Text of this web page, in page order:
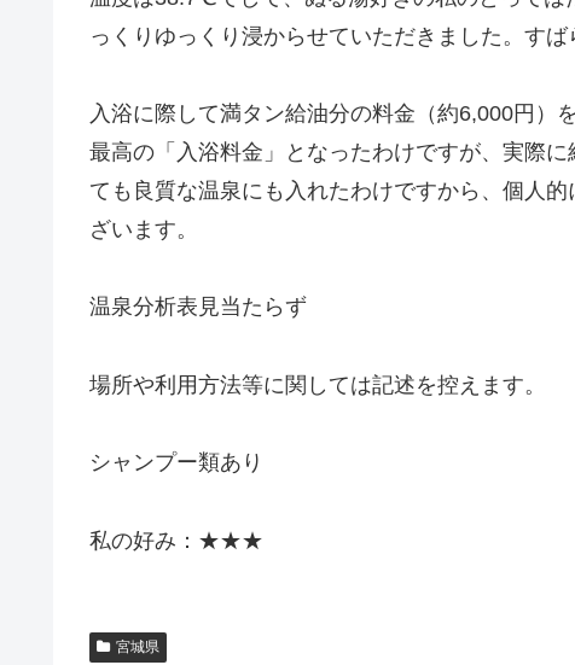
っくりゆっくり浸からせていただきました。すば
入浴に際して満タン給油分の料金（約6,000円）
最高の「入浴料金」となったわけですが、実際
ても良質な温泉にも入れたわけですから、個人
ざいます。
温泉分析表見当たらず
場所や利用方法等に関しては記述を控えます。
シャンプー類あり
私の好み：★★★
宮城県